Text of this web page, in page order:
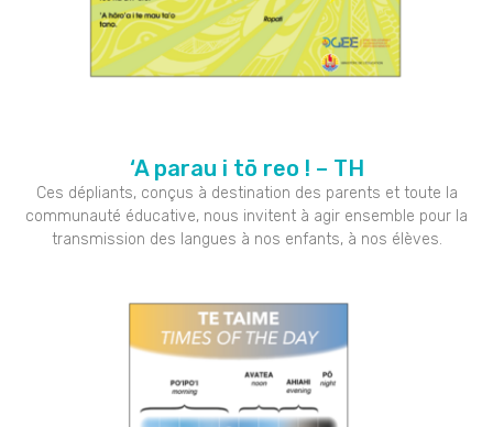
‘A parau i tō reo ! – TH
Ces dépliants, conçus à destination des parents et toute la
communauté éducative, nous invitent à agir ensemble pour la
transmission des langues à nos enfants, à nos élèves.